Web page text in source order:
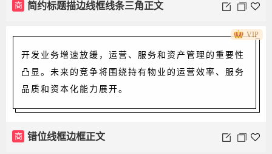
商 简约标题描边线框线条三角正文
开发业务增速放缓，运营、服务和资产管理的重要性
凸显。未来的竞争将围绕持有物业的运营效率、服务
品质和资本化能力展开。
商 错位线框边框正文
VIP